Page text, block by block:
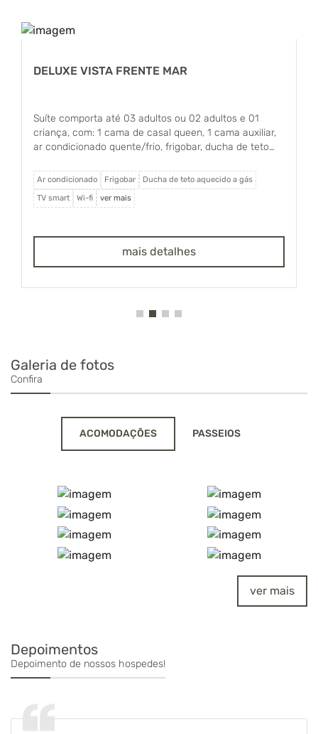
buffet de café da manhã.
DELUXE VISTA FRENTE MAR
Suíte comporta até 03 adultos ou 02 adultos e 01
criança, com: 1 cama de casal queen, 1 cama auxiliar,
ar condicionado quente/frio, frigobar, ducha de teto
privativo. Solicite montagem da cama auxiliar no
momento da reserva.
Ar condicionado Frigobar
Ducha de teto aquecido a gás
TV smart
Wi-fi ver mais
mais detalhes
Galeria de fotos
Confira
ACOMODAÇÕES PASSEIOS
ver mais
Depoimentos
Depoimento de nossos hospedes!